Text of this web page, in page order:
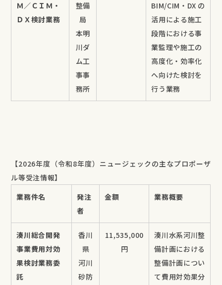
Ｍ／ＣＩＭ・
ＤＸ検討業務
整備
局
本明
川ダ
ム工
事事
務所
BIM/CIM・DX の
活用による施工
段階における事
業監理や施工の
高度化・効率化
へ向けた検討を
行う業務
【2026年度（令和8年度）ニュージェックの主なプロポーザ
ル等受注情報】
業務件名
発注
者
金額 業務概要
湊川総合開発
事業費用対効
果検討業務委
託
香川
県
河川
砂防
11,535,000
円
湊川水系河川整
備計画における
整備計画につい
て費用対効果分